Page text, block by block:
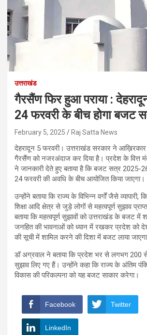
उत्तराखंड
गैरसैंण फिर हुआ पराया :
24 फरवरी के बीच होगा बजट
February 5, 2025 Raj Satta News
देहरादून 5 फरवरी। उत्तराखंड सरकार ने
गैरसैंण को नजरअंदाज कर दिया है। प्रदेश के वित्त
ने जानकारी देते हुए बताया है कि बजट सत्र 2025-
24 फरवरी की अवधि के बीच आयोजित किया जाएगा।
उन्होंने बताया कि राज्य के विभिन्न वर्गों जैसे व्यापारी,
शिक्षा आदि क्षेत्र से जुड़े लोगों से महत्वपूर्ण सुझाव
बताया कि महत्वपूर्ण सुझावों को उत्तराखंड के बजट में
जनहित की भावनाओं को ध्यान में रखकर प्रदेश को
की सूची में शामिल करने की दिशा में बजट लाया
डॉ अग्रवाल ने बताया कि प्रदेश भर से लगभग 200
सुझाव लिए गए हैं। उन्होंने कहा कि राज्य के अंतिम
विकास की परिकल्पना को यह बजट साकार करेगा।
Facebook Twitter
LinkedIn